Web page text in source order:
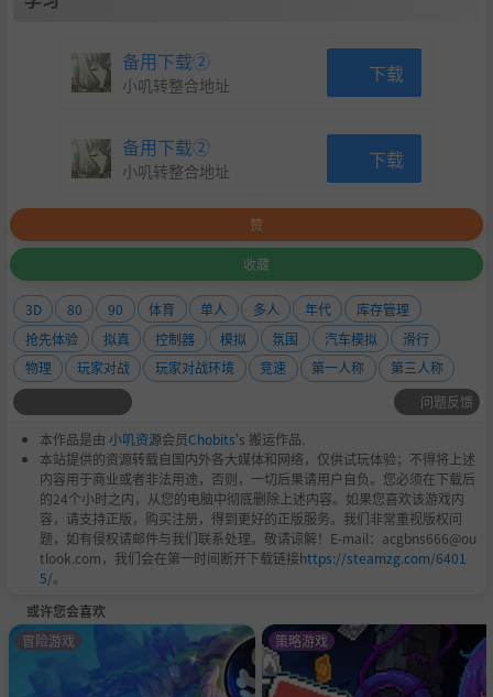
备用下载②
小叽转整合地址 下载
备用下载②
小叽转整合地址 下载
赞
收藏
3D 80 90 体育 单人 多人 年代
库存管理
抢先体验
拟真 控制器 模拟 氛围 汽车模拟
滑行
物理
玩家对战 玩家对战环境 竞速 第一人称
第三人称
问题反馈
本作品是由 小叽资源会员Chobits's 搬运作品.
本站提供的资源转载自国内外各大媒体和网络，仅供试玩体验；不得将上述
内容用于商业或者非法用途，否则，一切后果请用户自负。您必须在下载后
的24个小时之内，从您的电脑中彻底删除上述内容。如果您喜欢该游戏内
容，请支持正版，购买注册，得到更好的正版服务。我们非常重视版权问
题，如有侵权请邮件与我们联系处理。敬请谅解！E-mail：acgbns666@ou
tlook.com，我们会在第一时间断开下载链接https://steamzg.com/6401
5/。
或许您会喜欢
冒险游戏 策略游戏